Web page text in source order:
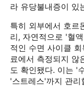
라 유당불내증이 있
특히 외부에서 호르
리, 자연적으로 '혈
적인 수면 사이클
료에서 측정되지 않
도 확인됐다. 이는 '
'스트레스'까지 관리